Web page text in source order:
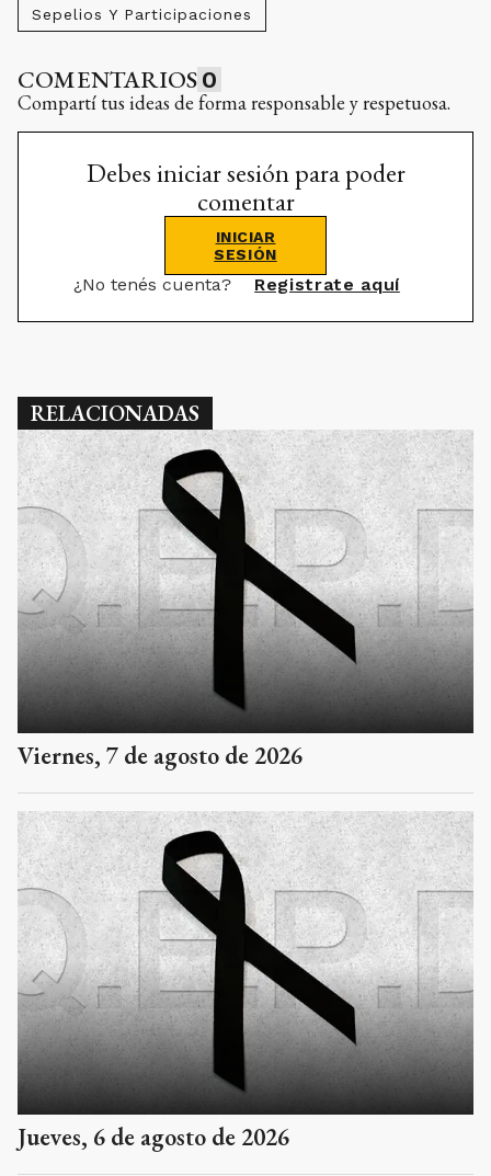
Sepelios Y Participaciones
COMENTARIOS 0
Compartí tus ideas de forma responsable y respetuosa.
Debes iniciar sesión para poder
comentar
INICIAR
SESIÓN
¿No tenés cuenta? Registrate aquí
RELACIONADAS
Viernes, 7 de agosto de 2026
Jueves, 6 de agosto de 2026